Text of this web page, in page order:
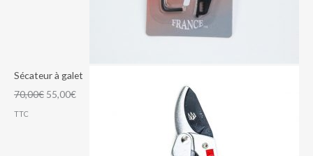
Sécateur à galet
70,00€ 55,00€
TTC